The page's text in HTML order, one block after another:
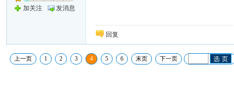
加关注 发消息
回复
上一页 1 2 3 4 5 6 末页 下一页 选 页